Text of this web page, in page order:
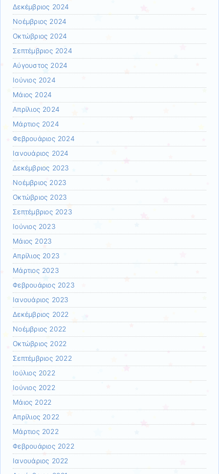
Δεκέμβριος 2024
Νοέμβριος 2024
Οκτώβριος 2024
Σεπτέμβριος 2024
Αύγουστος 2024
Ιούνιος 2024
Μάιος 2024
Απρίλιος 2024
Μάρτιος 2024
Φεβρουάριος 2024
Ιανουάριος 2024
Δεκέμβριος 2023
Νοέμβριος 2023
Οκτώβριος 2023
Σεπτέμβριος 2023
Ιούνιος 2023
Μάιος 2023
Απρίλιος 2023
Μάρτιος 2023
Φεβρουάριος 2023
Ιανουάριος 2023
Δεκέμβριος 2022
Νοέμβριος 2022
Οκτώβριος 2022
Σεπτέμβριος 2022
Ιούλιος 2022
Ιούνιος 2022
Μάιος 2022
Απρίλιος 2022
Μάρτιος 2022
Φεβρουάριος 2022
Ιανουάριος 2022